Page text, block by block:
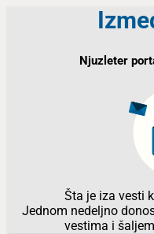
Njuzleter
Šta je iza vesti
Jednom nedeljno
vestima i